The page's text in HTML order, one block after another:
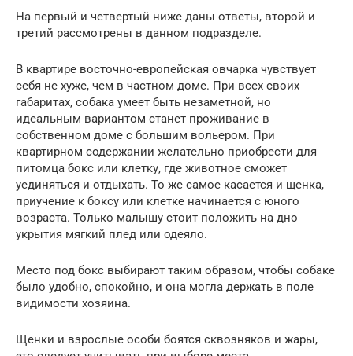
На первый и четвертый ниже даны ответы, второй и
третий рассмотрены в данном подразделе.
В квартире восточно-европейская овчарка чувствует
себя не хуже, чем в частном доме. При всех своих
габаритах, собака умеет быть незаметной, но
идеальным вариантом станет проживание в
собственном доме с большим вольером. При
квартирном содержании желательно приобрести для
питомца бокс или клетку, где животное сможет
уединяться и отдыхать. То же самое касается и щенка,
приучение к боксу или клетке начинается с юного
возраста. Только малышу стоит положить на дно
укрытия мягкий плед или одеяло.
Место под бокс выбирают таким образом, чтобы собаке
было удобно, спокойно, и она могла держать в поле
видимости хозяина.
Щенки и взрослые особи боятся сквозняков и жары,